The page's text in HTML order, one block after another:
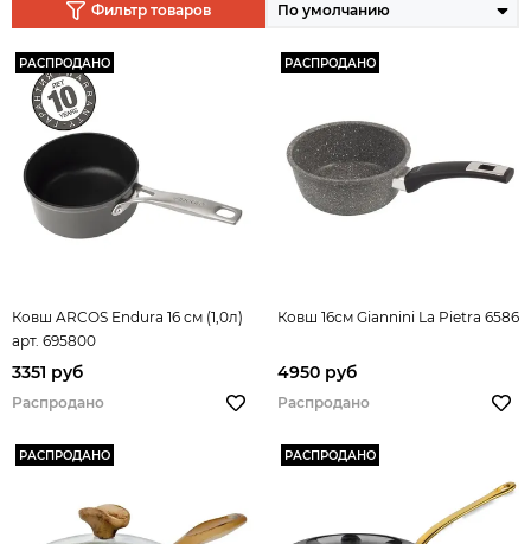
Фильтр товаров
РАСПРОДАНО
Ковш ARCOS Endura 16 см (1,0л)
арт. 695800
3351 руб
Распродано
РАСПРОДАНО
Ковш 16см Giannini La Pietra 6586
4950 руб
Распродано
РАСПРОДАНО РАСПРОДАНО